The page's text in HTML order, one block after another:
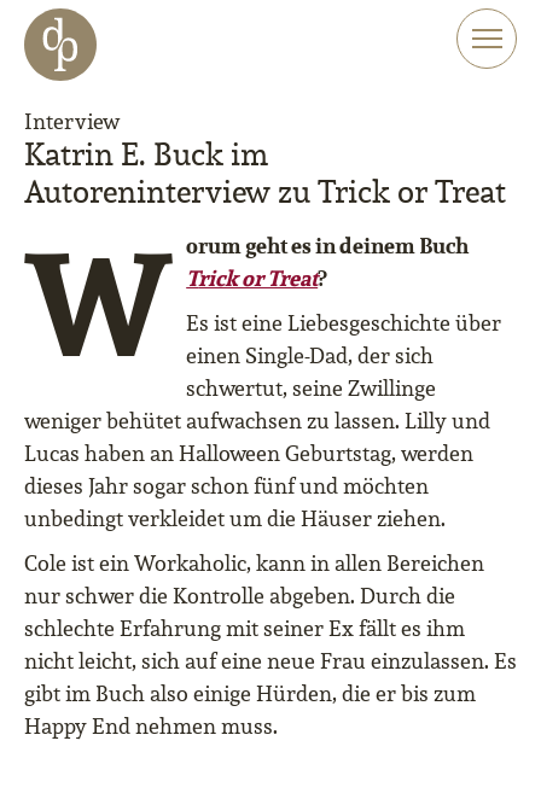
Zum Haupt-Inhalt springen
Zur Navigation springen
Zur Website-Suche springen
Interview
Katrin E. Buck im
Autoreninterview zu Trick or Treat
W orum geht es in deinem Buch
Trick or Treat?
Es ist eine Liebesgeschichte über
einen Single-Dad, der sich
schwertut, seine Zwillinge
weniger behütet aufwachsen zu lassen. Lilly und
Lucas haben an Halloween Geburtstag, werden
dieses Jahr sogar schon fünf und möchten
unbedingt verkleidet um die Häuser ziehen.
Cole ist ein Workaholic, kann in allen Bereichen
nur schwer die Kontrolle abgeben. Durch die
schlechte Erfahrung mit seiner Ex fällt es ihm
nicht leicht, sich auf eine neue Frau einzulassen. Es
gibt im Buch also einige Hürden, die er bis zum
Happy End nehmen muss.